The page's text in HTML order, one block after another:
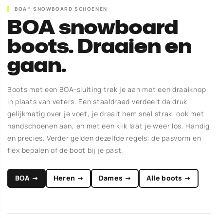
BOA® SNOWBOARD SCHOENEN
BOA snowboard
boots. Draaien en
gaan.
Boots met een BOA-sluiting trek je aan met een draaiknop
in plaats van veters. Een staaldraad verdeelt de druk
gelijkmatig over je voet, je draait hem snel strak, ook met
handschoenen aan, en met een klik laat je weer los. Handig
en precies. Verder gelden dezelfde regels: de pasvorm en
flex bepalen of de boot bij je past.
BOA → Heren → Dames → Alle boots →